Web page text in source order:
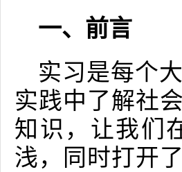
一、前言
实习是每个
实践中了解社
知识，让我们
浅，同时打开